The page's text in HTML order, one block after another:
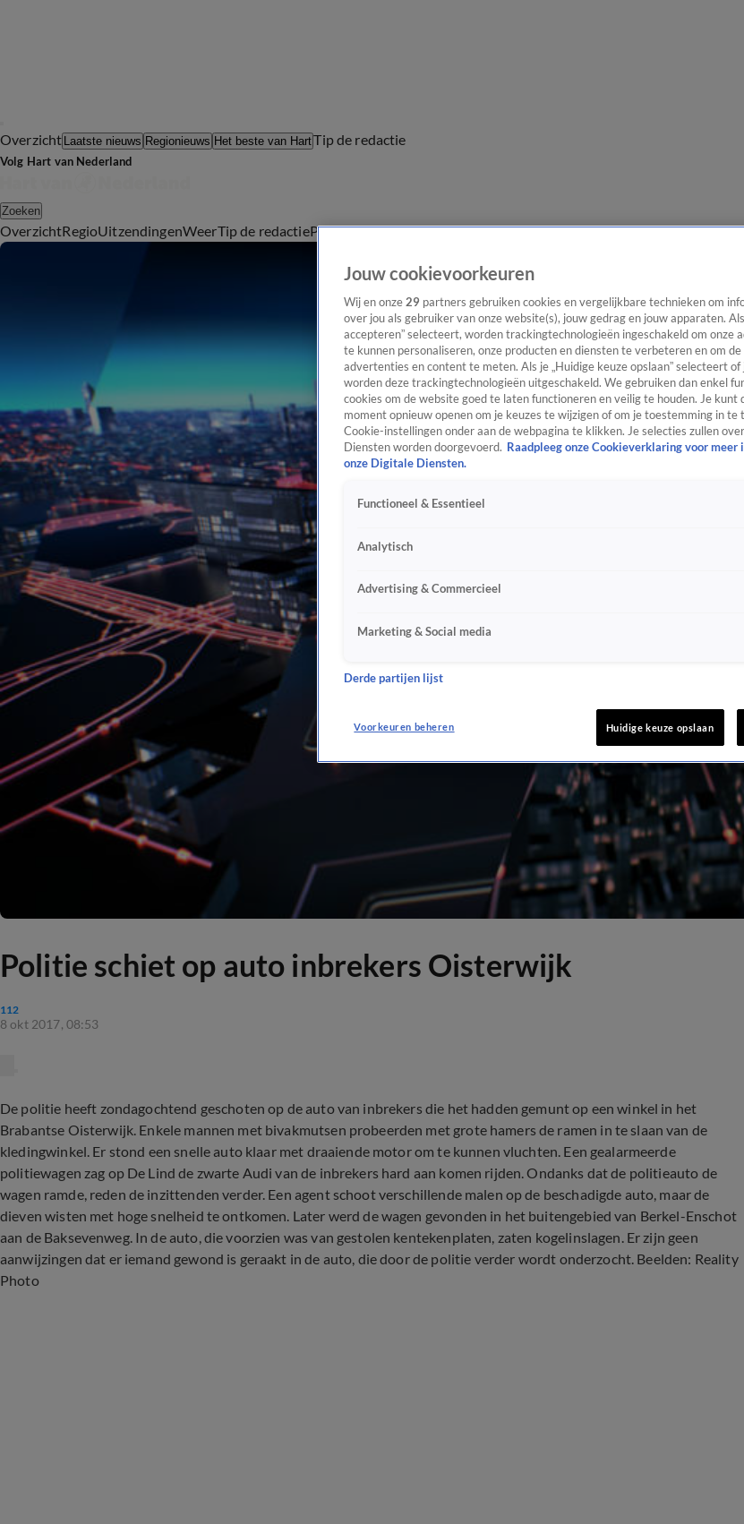
Overzicht Laatste nieuws Regionieuws Het beste van HartTip de redactie
Volg Hart van Nederland
Zoeken
OverzichtRegioUitzendingenWeerTip de redactiePanelVideo's
Politie schiet op auto inbrekers Oisterwijk
112
8 okt 2017, 08:53
De politie heeft zondagochtend geschoten op de auto van inbrekers die het hadden gemunt op een winkel in het
Brabantse Oisterwijk. Enkele mannen met bivakmutsen probeerden met grote hamers de ramen in te slaan van de
kledingwinkel. Er stond een snelle auto klaar met draaiende motor om te kunnen vluchten. Een gealarmeerde
politiewagen zag op De Lind de zwarte Audi van de inbrekers hard aan komen rijden. Ondanks dat de politieauto de
wagen ramde, reden de inzittenden verder. Een agent schoot verschillende malen op de beschadigde auto, maar de
dieven wisten met hoge snelheid te ontkomen. Later werd de wagen gevonden in het buitengebied van Berkel-Enschot
aan de Baksevenweg. In de auto, die voorzien was van gestolen kentekenplaten, zaten kogelinslagen. Er zijn geen
aanwijzingen dat er iemand gewond is geraakt in de auto, die door de politie verder wordt onderzocht. Beelden: Reality
Photo
Jouw cookievoorkeuren
Wij en onze 29 partners gebruiken cookies en vergelijkbare technieken om
over jou als gebruiker van onze website(s), jouw gedrag en jouw apparaten.
accepteren” selecteert, worden trackingtechnologieën ingeschakeld om onze
te kunnen personaliseren, onze producten en diensten te verbeteren en om
advertenties en content te meten. Als je „Huidige keuze opslaan” selecteert
worden deze trackingtechnologieën uitgeschakeld. We gebruiken dan enkel
cookies om de website goed te laten functioneren en veilig te houden. Je kunt
moment opnieuw openen om je keuzes te wijzigen of om je toestemming in te
Cookie-instellingen onder aan de webpagina te klikken. Je selecties zullen
Diensten worden doorgevoerd. Raadpleeg onze Cookieverklaring voor meer
onze Digitale Diensten.
Functioneel & Essentieel
Analytisch
Advertising & Commercieel
Marketing & Social media
Derde partijen lijst
Voorkeuren beheren Huidige keuze opslaan